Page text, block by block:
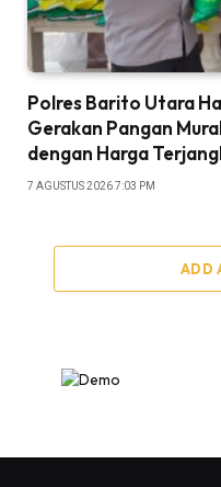
Polres Barito Utara
Gerakan Pangan
dengan Harga
7 AGUSTUS 2026 7:03 PM
ADD